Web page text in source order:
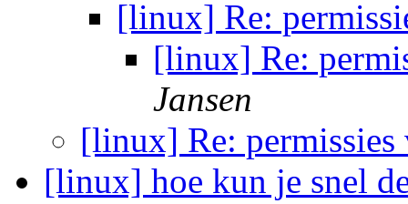
[linux] Re:
[linux] Re:
Jansen
[linux] Re:
[linux] hoe kun je snel